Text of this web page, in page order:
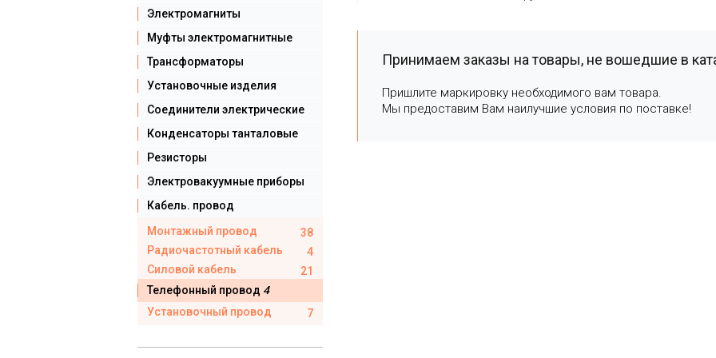
Принимаем заказы на товары, не вошедшие в
Пришлите маркировку необходимого вам товара.
Мы предоставим Вам наилучшие условия по поставке!
Электромагниты
Муфты электромагнитные
Трансформаторы
Установочные изделия
Соединители электрические
Конденсаторы танталовые
Резисторы
Электровакуумные приборы
Кабель. провод
Монтажный провод
38
Радиочастотный кабель
4
Силовой кабель
21
Телефонный провод 4
Установочный провод
7